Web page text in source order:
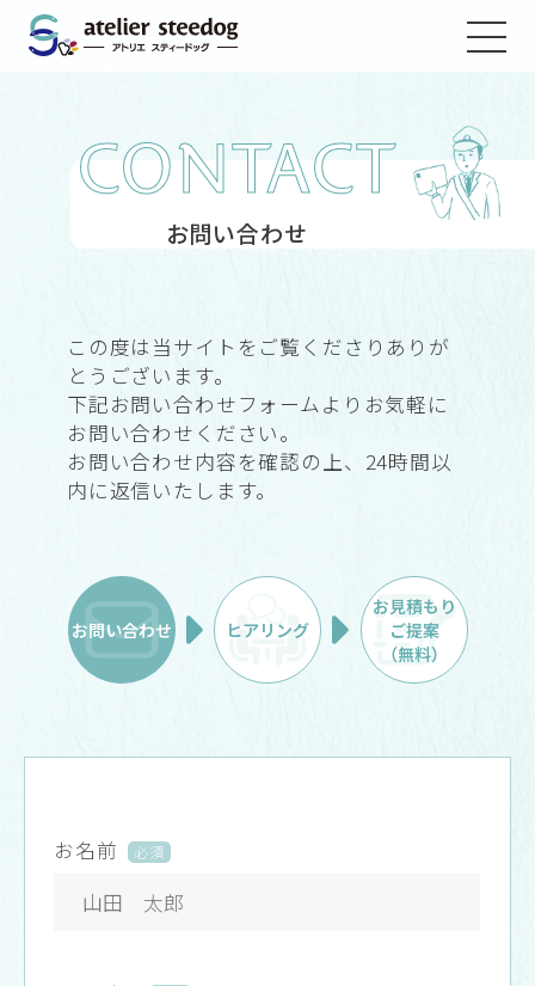
CONTACT
お問い合わせ
この度は当サイトをご覧くださりありが
とうございます。
下記お問い合わせフォームよりお気軽に
お問い合わせください。
お問い合わせ内容を確認の上、24時間以
内に返信いたします。
お問い合わせ ヒアリング
お見積もり
ご提案
（無料）
お名前 必須